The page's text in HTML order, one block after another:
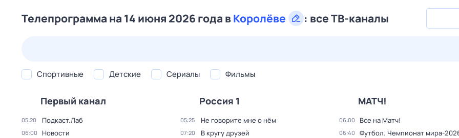
Телепрограмма на 14 июня 2026 года вКоролёве : все ТВ-каналы
Спортивные Детские Сериалы Фильмы
Первый канал
05:20 Подкаст.Лаб
06:00 Новости
Россия 1
05:25 Не говорите мне о нём
07:20 В кругу друзей
МАТЧ!
06:00 Все на Матч!
06:40
Футбол. Чемпионат мира-